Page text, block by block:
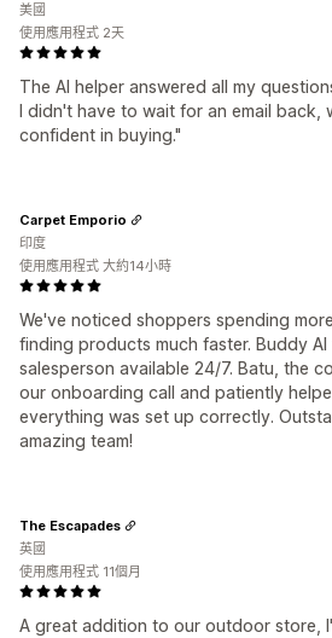
The AI helper answered all my
I didn't have to wait for an email back,
confident in buying."
美國
使用應用程式 2天
We've noticed shoppers spending
finding products much faster. Buddy AI
salesperson available 24/7. Batu, the
our onboarding call and patiently
everything was set up correctly.
amazing team!
Carpet Emporio
印度
使用應用程式 大約14小時
A great addition to our outdoor store,
The Escapades
英國
使用應用程式 11個月